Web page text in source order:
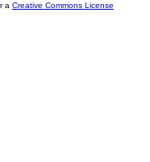
a Creative Commons License